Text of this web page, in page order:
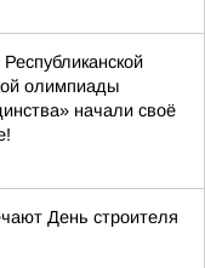
олимпиады
начали своё
День строителя